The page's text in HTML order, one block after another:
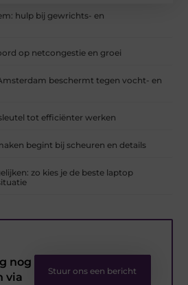
hulp bij gewrichts- en
op netcongestie en groei
beschermt tegen vocht- en
tot efficiënter werken
begint bij scheuren en details
zo kies je de beste laptop
nog
via
Stuur ons een bericht